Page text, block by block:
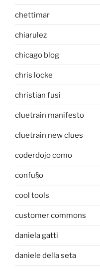
chettimar
chiarulez
chicago blog
chris locke
christian fusi
cluetrain manifesto
cluetrain new clues
coderdojo como
confu§o
cool tools
customer commons
daniela gatti
daniele della seta